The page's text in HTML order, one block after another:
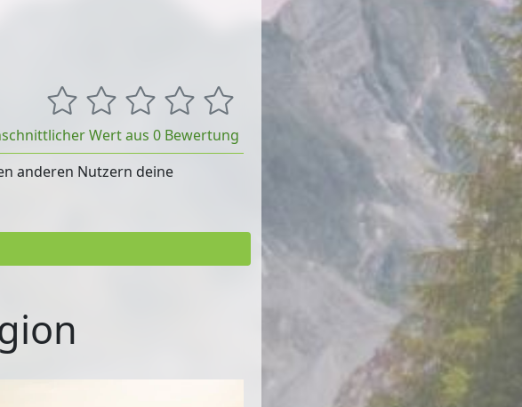
Wert aus 0 Bewertung
anderen Nutzern deine